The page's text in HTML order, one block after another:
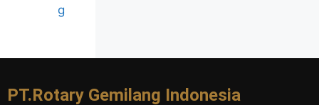
g
PT.Rotary Gemilang Indonesia